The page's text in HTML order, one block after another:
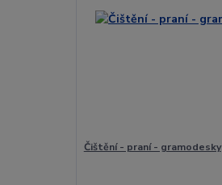
Čištění - praní - gramodesky